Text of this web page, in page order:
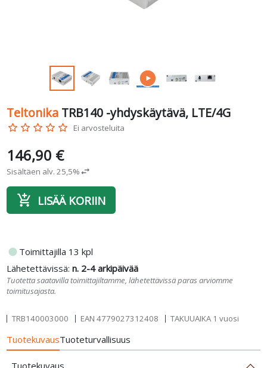
Teltonika TRB140 -yhdyskäytävä, LTE/4G
star_border star_border star_border star_border star_border Ei arvosteluita
146,90 €
Sisältäen alv. 25,5%swap_horiz
add_shopping_cart LISÄÄ KORIIN
fiber_manual_record Toimittajilla 13 kpl
Lähetettävissä:n. 2-4 arkipäivää
Tuotetta saatavilla toimittajiltamme, lähetettävissä paras arviomme
toimitusajasta.
TRB140003000 EAN 4779027312408 TAKUUAIKA 1 vuosi
TuotekuvausTuoteturvallisuus
Tuotekuvaus